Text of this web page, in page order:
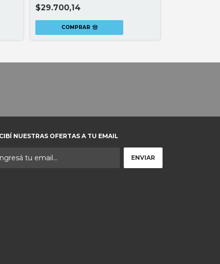
$29.700,14
COMPRAR
NUESTRAS OFERTAS A TU EMAIL